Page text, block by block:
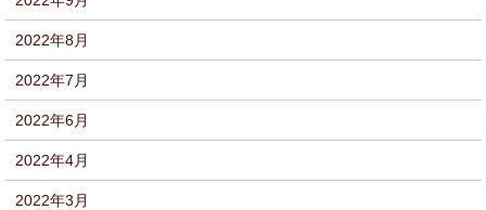
2022年8月
2022年7月
2022年6月
2022年4月
2022年3月